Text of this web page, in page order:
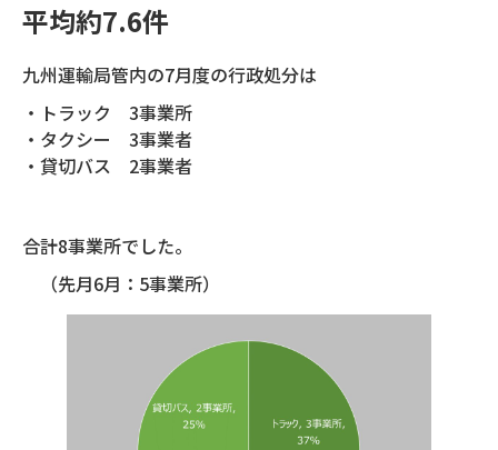
平均約7.6件
九州運輸局管内の7月度の行政処分は
・トラック 3事業所
・タクシー 3事業者
・貸切バス 2事業者
合計8事業所でした。
（先月6月：5事業所）